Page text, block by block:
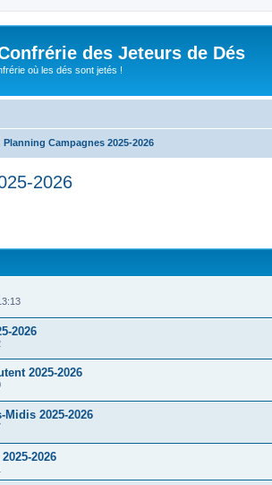
des Jeteurs de Dés
où les dés sont jetés !
Planning Campagnes 2025-2026
2026
2026
2025-2026
2025-2026
2026